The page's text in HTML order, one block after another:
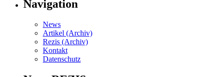
Navigation
News
Artikel (Archiv)
Rezis (Archiv)
Kontakt
Datenschutz